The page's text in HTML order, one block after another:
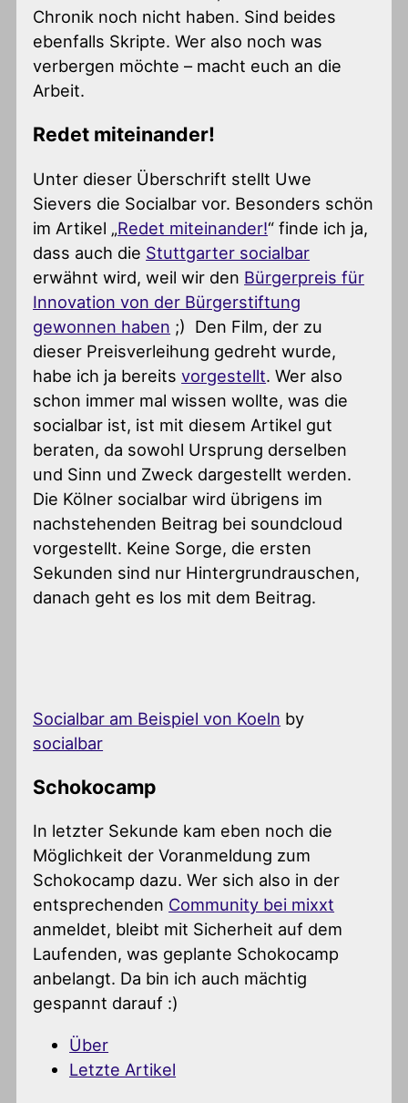
Chronik noch nicht haben. Sind beides
ebenfalls Skripte. Wer also noch was
verbergen möchte – macht euch an die
Arbeit.
Redet miteinander!
Unter dieser Überschrift stellt Uwe
Sievers die Socialbar vor. Besonders schön
im Artikel „Redet miteinander!“ finde ich ja,
dass auch die Stuttgarter socialbar
erwähnt wird, weil wir den Bürgerpreis für
Innovation von der Bürgerstiftung
gewonnen haben ;) Den Film, der zu
dieser Preisverleihung gedreht wurde,
habe ich ja bereitsvorgestellt. Wer also
schon immer mal wissen wollte, was die
socialbar ist, ist mit diesem Artikel gut
beraten, da sowohl Ursprung derselben
und Sinn und Zweck dargestellt werden.
Die Kölner socialbar wird übrigens im
nachstehenden Beitrag bei soundcloud
vorgestellt. Keine Sorge, die ersten
Sekunden sind nur Hintergrundrauschen,
danach geht es los mit dem Beitrag.
Socialbar am Beispiel von Koeln by
socialbar
Schokocamp
In letzter Sekunde kam eben noch die
Möglichkeit der Voranmeldung zum
Schokocamp dazu. Wer sich also in der
entsprechenden Community bei mixxt
anmeldet, bleibt mit Sicherheit auf dem
Laufenden, was geplante Schokocamp
anbelangt. Da bin ich auch mächtig
gespannt darauf :)
Über
Letzte Artikel